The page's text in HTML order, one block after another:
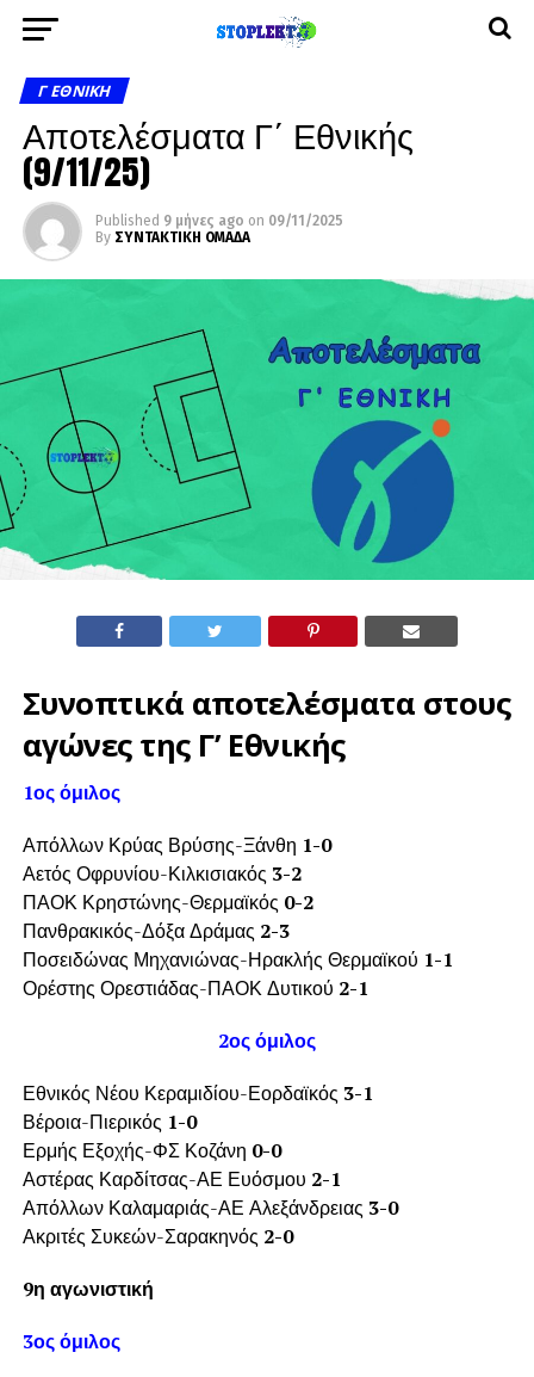
Γ ΕΘΝΙΚΉ
Αποτελέσματα Γ΄ Εθνικής
(9/11/25)
Published 9 μήνες ago on 09/11/2025
By ΣΥΝΤΑΚΤΙΚΗ ΟΜΑΔΑ
Συνοπτικά αποτελέσματα στους
αγώνες της Γ’ Εθνικής
1ος όμιλος
Απόλλων Κρύας Βρύσης-Ξάνθη 1-0
Αετός Οφρυνίου-Κιλκισιακός 3-2
ΠΑΟΚ Κρηστώνης-Θερμαϊκός 0-2
Πανθρακικός-Δόξα Δράμας 2-3
Ποσειδώνας Μηχανιώνας-Ηρακλής Θερμαϊκού 1-1
Ορέστης Ορεστιάδας-ΠΑΟΚ Δυτικού 2-1
2ος όμιλος
Εθνικός Νέου Κεραμιδίου-Εορδαϊκός 3-1
Βέροια-Πιερικός 1-0
Ερμής Εξοχής-ΦΣ Κοζάνη 0-0
Αστέρας Καρδίτσας-ΑΕ Ευόσμου 2-1
Απόλλων Καλαμαριάς-ΑΕ Αλεξάνδρειας 3-0
Ακριτές Συκεών-Σαρακηνός 2-0
9η αγωνιστική
3ος όμιλος